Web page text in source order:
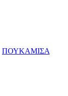
ΠΟΥΚΑΜΙΣΑ